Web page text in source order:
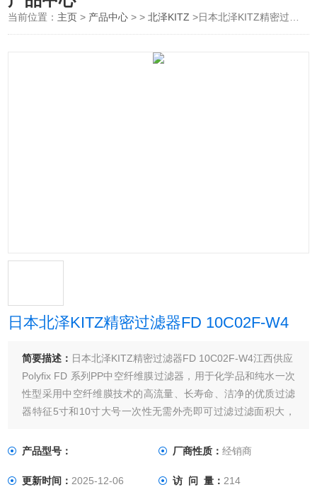
当前位置： 主页 > 产品中心 > >北泽KITZ >日本北泽KITZ精密过滤器FD 10C02F-W4
日本北泽KITZ精密过滤器FD 10C02F-W4
简要描述： 日本北泽KITZ精密过滤器FD 10C02F-W4江西供应
Polyfix FD 系列PP中空纤维膜过滤器，用于化学品和纯水一次
性型采用中空纤维膜技术的高流量、长寿命、洁净的优质过滤
器特征5寸和10寸大号一次性无需外壳即可过滤过滤面积大，
由于低洗脱材料和特殊清洁，具有出色的清洁度应用实例产品
产品型号： 厂商性质： 经销商
更新时间：2025-12-06 访 问 量： 214